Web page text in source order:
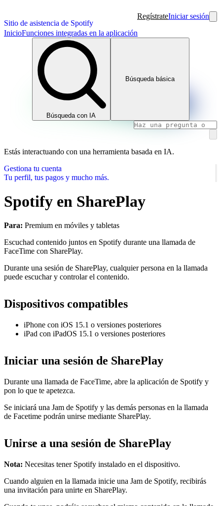
Sitio de asistencia de Spotify
RegístrateIniciar sesión
InicioFunciones integradas en la aplicación
Búsqueda con IA
Búsqueda básica
Estás interactuando con una herramienta basada en IA.
Gestiona tu cuenta
Tu perfil, tus pagos y mucho más.
Spotify en SharePlay
Para: Premium en móviles y tabletas
Escuchad contenido juntos en Spotify durante una llamada de
FaceTime con SharePlay.
Durante una sesión de SharePlay, cualquier persona en la llamada
puede escuchar y controlar el contenido.
Dispositivos compatibles
iPhone con iOS 15.1 o versiones posteriores
iPad con iPadOS 15.1 o versiones posteriores
Iniciar una sesión de SharePlay
Durante una llamada de FaceTime, abre la aplicación de Spotify y
pon lo que te apetezca.
Se iniciará una Jam de Spotify y las demás personas en la llamada
de Facetime podrán unirse mediante SharePlay.
Unirse a una sesión de SharePlay
Nota: Necesitas tener Spotify instalado en el dispositivo.
Cuando alguien en la llamada inicie una Jam de Spotify, recibirás
una invitación para unirte en SharePlay.